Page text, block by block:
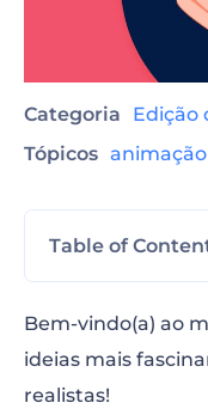
Categoria
Edição
Tópicos animação
Table of
Animação 3D
Bem-vindo(a) ao
ideias mais
realistas!